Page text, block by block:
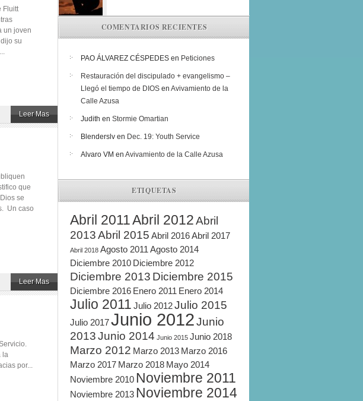
Fluitt
un joven
su
Leer Mas
que
se
Un caso
Leer Mas
la
por...
COMENTARIOS RECIENTES
PAO ÁLVAREZ CÉSPEDES en Peticiones
Restauración del discipulado + evangelismo –
Llegó el tiempo de DIOS en Avivamiento de la
Calle Azusa
Judith en Stormie Omartian
Blenderslv en Dec. 19: Youth Service
Alvaro VM en Avivamiento de la Calle Azusa
ETIQUETAS
Abril 2011Abril 2012Abril
2013Abril 2015 Abril 2016Abril 2017
Abril 2018 Agosto 2011 Agosto 2014
Diciembre 2010 Diciembre 2012
Diciembre 2013 Diciembre 2015
Diciembre 2016 Enero 2011 Enero 2014
Julio 2011 Julio 2012Julio 2015
Julio 2017Junio 2012Junio
2013Junio 2014 Junio 2015 Junio 2018
Marzo 2012 Marzo 2013 Marzo 2016
Marzo 2017 Marzo 2018 Mayo 2014
Noviembre 2010 Noviembre 2011
Noviembre 2013 Noviembre 2014